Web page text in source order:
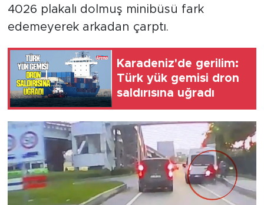
4026 plakalı dolmuş minibüsü fark
edemeyerek arkadan çarptı.
Karadeniz'de gerilim:
Türk yük gemisi dron
saldırısına uğradı